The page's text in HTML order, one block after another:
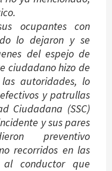
ocupantes con
lo dejaron y se
del espejo de
ciudadano hizo de
autoridades, lo
y patrullas
Ciudadana (SSC)
y sus pares
preventivo
recorridos en las
al conductor que